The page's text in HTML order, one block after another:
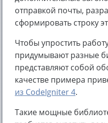
отправкой почты,
сформировать строку
Чтобы упростить
придумывают разные
представляют собой
качестве примера
из CodeIgniter 4.
Такие мощные